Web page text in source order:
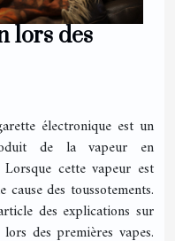
lors des
électronique est un
de la vapeur en
cette vapeur est
des toussotements.
des explications sur
des premières vapes.